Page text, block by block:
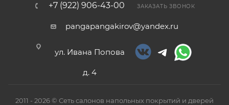
+7 (922) 906-43-00 ЗАКАЗАТЬ ЗВОНОК
pangapangakirov@yandex.ru
ул. Ивана Попова
д. 4
2011 - 2026 © Сеть салонов напольных покрытий и дверей